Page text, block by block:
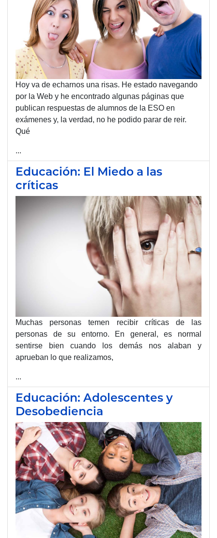
Hoy va de echarnos una risas. He estado navegando
por la Web y he encontrado algunas páginas que
publican respuestas de alumnos de la ESO en
exámenes y, la verdad, no he podido parar de reir.
Qué
...
Educación: El Miedo a las
críticas
Muchas personas temen recibir críticas de las
personas de su entorno. En general, es normal
sentirse bien cuando los demás nos alaban y
aprueban lo que realizamos,
...
Educación: Adolescentes y
Desobediencia